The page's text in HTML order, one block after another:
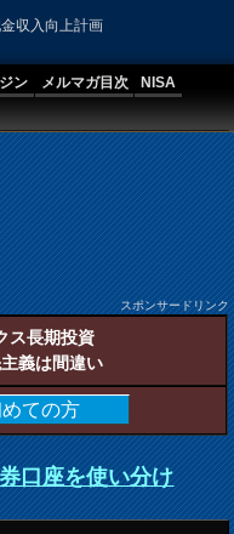
収入向上計画
ン メルマガ目次
NISA
スポンサードリンク
ス長期投資
義は間違い
めての方
口座を使い分け